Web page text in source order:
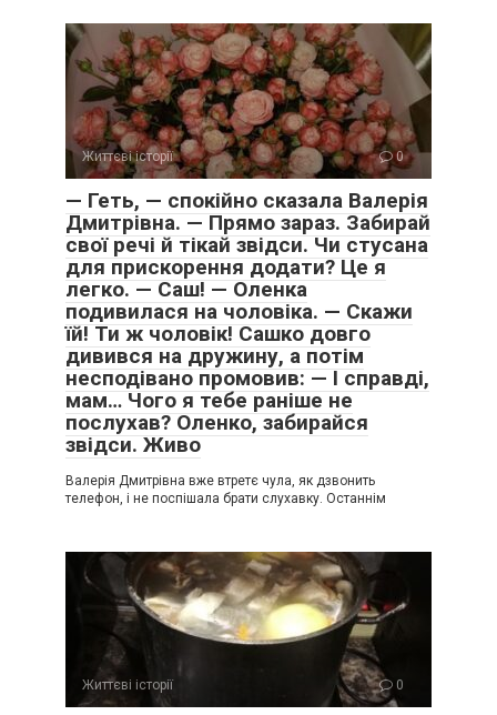
Життєві історії 0
— Геть, — спокійно сказала Валерія
Дмитрівна. — Прямо зараз. Забирай
свої речі й тікай звідси. Чи стусана
для прискорення додати? Це я
легко. — Саш! — Оленка
подивилася на чоловіка. — Скажи
їй! Ти ж чоловік! Сашко довго
дивився на дружину, а потім
несподівано промовив: — І справді,
мам… Чого я тебе раніше не
послухав? Оленко, забирайся
звідси. Живо
Валерія Дмитрівна вже втретє чула, як дзвонить
телефон, і не поспішала брати слухавку. Останнім
Життєві історії 0